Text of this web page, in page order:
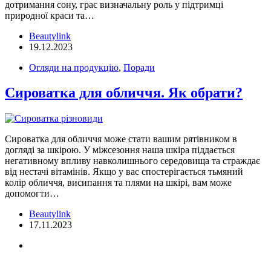
дотримання сону, грає визначальну роль у підтримці
природної краси та…
Beautylink
19.12.2023
Огляди на продукцію, Поради
Сироватка для обличчя. Як обрати?
Сироватка для обличчя може стати вашим рятівником в
догляді за шкірою. У міжсезоння наша шкіра піддається
негативному впливу навколишнього середовища та страждає
від нестачі вітамінів. Якщо у вас спостерігається тьмяний
колір обличчя, висипання та плями на шкірі, вам може
допомогти…
Beautylink
17.11.2023